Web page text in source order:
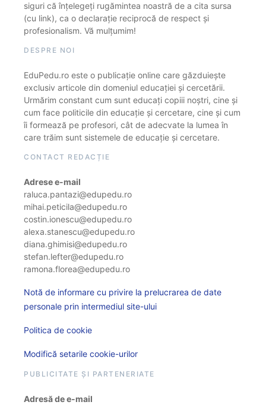
siguri că înțelegeți rugămintea noastră de a cita sursa
(cu link), ca o declarație reciprocă de respect și
profesionalism. Vă mulțumim!
DESPRE NOI
EduPedu.ro este o publicație online care găzduiește
exclusiv articole din domeniul educației și cercetării.
Urmărim constant cum sunt educați copiii noștri, cine și
cum face politicile din educație și cercetare, cine și cum
îi formează pe profesori, cât de adecvate la lumea în
care trăim sunt sistemele de educație și cercetare.
CONTACT REDACȚIE
Adrese e-mail
raluca.pantazi@edupedu.ro
mihai.peticila@edupedu.ro
costin.ionescu@edupedu.ro
alexa.stanescu@edupedu.ro
diana.ghimisi@edupedu.ro
stefan.lefter@edupedu.ro
ramona.florea@edupedu.ro
Notă de informare cu privire la prelucrarea de date
personale prin intermediul site-ului
Politica de cookie
Modifică setarile cookie-urilor
PUBLICITATE ȘI PARTENERIATE
Adresă de e-mail